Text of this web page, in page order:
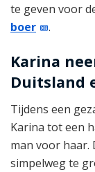
te geven voor
boer
.
Karina
Duitsland
Tijdens een
Karina tot een
man voor haar.
simpelweg te